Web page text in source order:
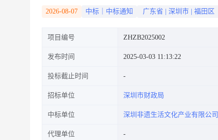
2026-08-07 中标｜中标通知 广东省 深圳市 福田区
项目编号 ZHZB2025002
发布时间 2025-03-03 11:13:22
投标截止时间
招标单位 深圳市财政局
中标单位 深圳非遗生活文化产业有限公司
代理单位